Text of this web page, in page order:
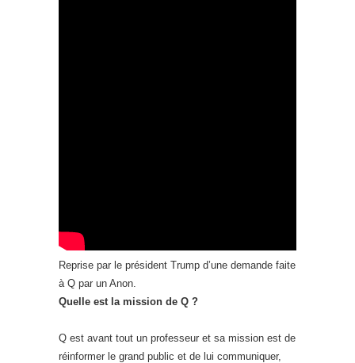
Reprise par le président Trump d’une demande faite
à Q par un Anon.
Quelle est la mission de Q ?
Q est avant tout un professeur et sa mission est de
réinformer le grand public et de lui communiquer,